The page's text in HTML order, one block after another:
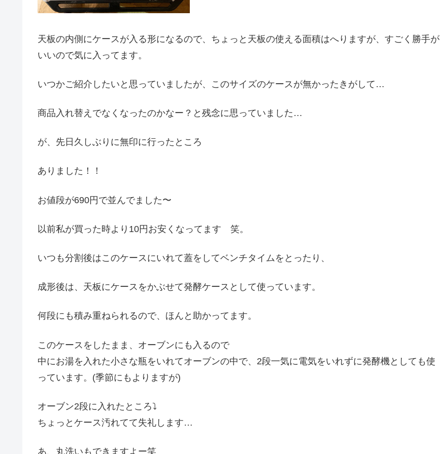
天板の内側にケースが入る形になるので、ちょっと天板の使える面積はへりますが、すごく勝手が
いいので気に入ってます。
いつかご紹介したいと思っていましたが、このサイズのケースが無かったきがして…
商品入れ替えでなくなったのかなー？と残念に思っていました…
が、先日久しぶりに無印に行ったところ
ありました！！
お値段が690円で並んでました〜
以前私が買った時より10円お安くなってます 笑。
いつも分割後はこのケースにいれて蓋をしてベンチタイムをとったり、
成形後は、天板にケースをかぶせて発酵ケースとして使っています。
何段にも積み重ねられるので、ほんと助かってます。
このケースをしたまま、オーブンにも入るので
中にお湯を入れた小さな瓶をいれてオーブンの中で、2段一気に電気をいれずに発酵機としても使
っています。(季節にもよりますが)
オーブン2段に入れたところ⤵︎
ちょっとケース汚れてて失礼します…
あ、丸洗いもできますよー笑